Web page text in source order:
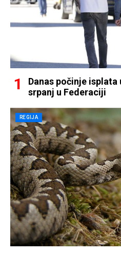
Danas počinje
srpanj u Federaciji
REGIJA